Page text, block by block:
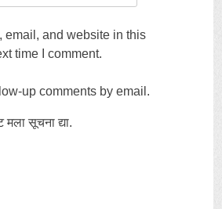
,email ,and website in this
time I comment.
up comments by email .
मला सूचना द्या.